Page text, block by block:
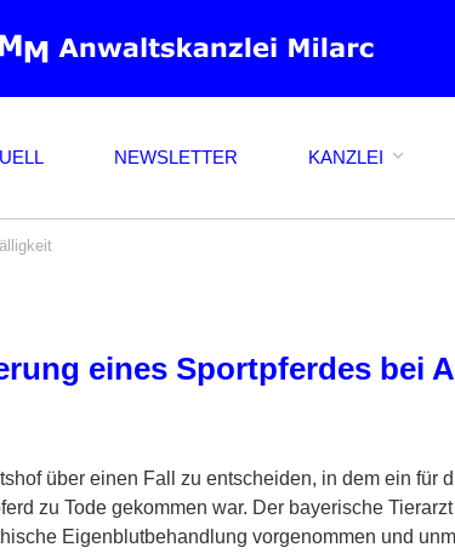
NEWSLETTER KANZLEI
eines Sportpferdes bei
über einen Fall zu entscheiden, in dem ein für
zu Tode gekommen war. Der bayerische
Eigenblutbehandlung vorgenommen und